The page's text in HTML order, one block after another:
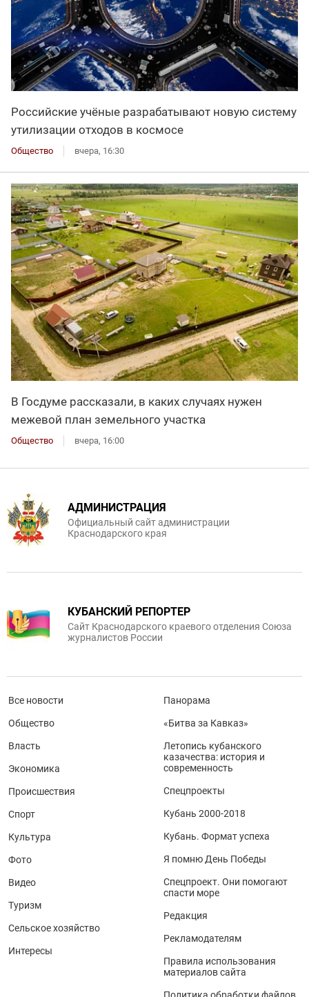
Российские учёные разрабатывают новую систему
утилизации отходов в космосе
Общество вчера, 16:30
В Госдуме рассказали, в каких случаях нужен
межевой план земельного участка
Общество вчера, 16:00
АДМИНИСТРАЦИЯ
Официальный сайт администрации
Краснодарского края
КУБАНСКИЙ РЕПОРТЕР
Сайт Краснодарского краевого отделения Союза
журналистов России
Все новости
Общество
Власть
Экономика
Происшествия
Спорт
Культура
Фото
Видео
Туризм
Сельское хозяйство
Интересы
Панорама
«Битва за Кавказ»
Летопись кубанского
казачества: история и
современность
Спецпроекты
Кубань 2000-2018
Кубань. Формат успеха
Я помню День Победы
Спецпроект. Они помогают
спасти море
Редакция
Рекламодателям
Правила использования
материалов сайта